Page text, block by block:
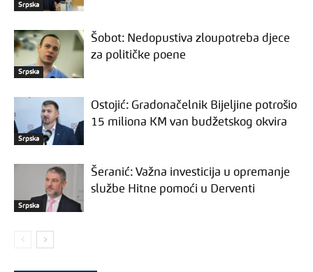
Srpska
Srpska
Šobot: Nedopustiva zloupotreba djece
za političke poene
Srpska
Ostojić: Gradonačelnik Bijeljine potrošio
15 miliona KM van budžetskog okvira
Srpska
Šeranić: Važna investicija u opremanje
službe Hitne pomoći u Derventi